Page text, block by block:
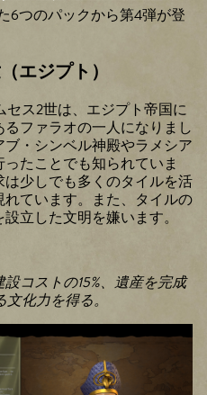
6つのパックから第4弾が登
エジプト）
ス2世は、エジプト帝国に
ファラオの一人になりまし
・シンベル神殿やラメシア
たことでも知られていま
少しでも多くのタイルを活
ています。また、タイルの
立した文明を嫌います。
コストの15%、遺産を完成
化力を得る。